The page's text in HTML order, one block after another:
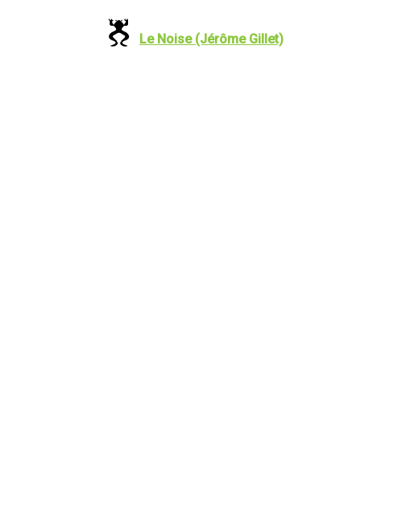
Le Noise (Jérôme Gillet)